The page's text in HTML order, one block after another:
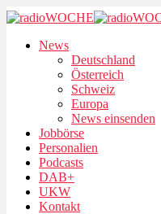
News
Deutschland
Österreich
Schweiz
Europa
News einsenden
Jobbörse
Personalien
Podcasts
DAB+
UKW
Kontakt